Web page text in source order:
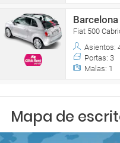
Barcelona
Fiat 500
Asientos:
Portas: 3
Malas: 1
Mapa de